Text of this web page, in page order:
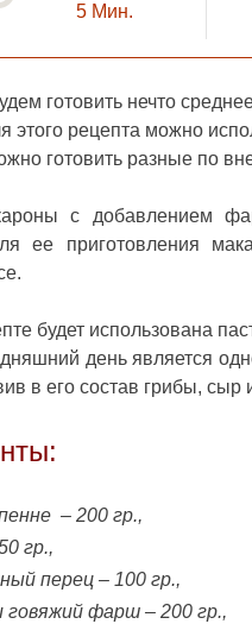
5 Мин.
готовить нечто
этого рецепта можно
готовить разные по
с добавлением
ее приготовления
будет использована
день является
в его состав грибы,
– 200 гр.,
гр.,
перец – 100 гр.,
говяжий фарш – 200 гр.,